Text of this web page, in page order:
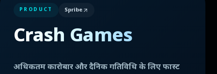
PRODUCT Spribe
Crash Games
अधिकतम कारोबार और दैनिक गतिविधि के लिए फास्ट